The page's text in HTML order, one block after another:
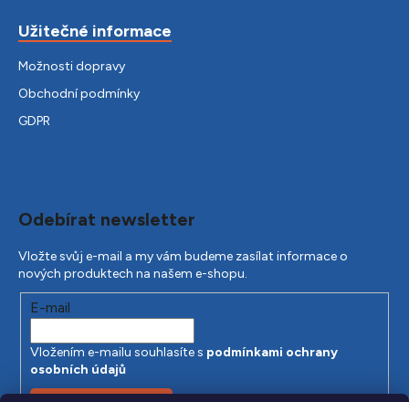
Užitečné informace
Možnosti dopravy
Obchodní podmínky
GDPR
Odebírat newsletter
Vložte svůj e-mail a my vám budeme zasílat informace o
nových produktech na našem e-shopu.
E-mail
Vložením e-mailu souhlasíte s podmínkami ochrany
osobních údajů